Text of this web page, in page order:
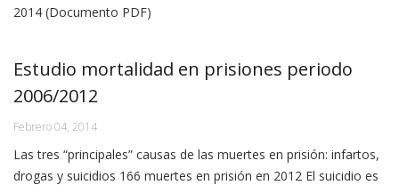
2014 (Documento PDF)
Estudio mortalidad en prisiones periodo
2006/2012
Febrero 04, 2014
Las tres “principales” causas de las muertes en prisión: infartos,
drogas y suicidios 166 muertes en prisión en 2012 El suicidio es